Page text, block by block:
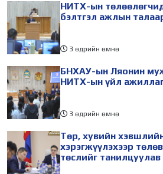
НИТХ-ын
бэлтгэл ажлын
3 өдрийн өмнө
БНХАУ-ын Ляонин
НИТХ-ын үйл
3 өдрийн өмнө
Төр, хувийн
хэрэгжүүлэхээр
төслийг танилцуулав